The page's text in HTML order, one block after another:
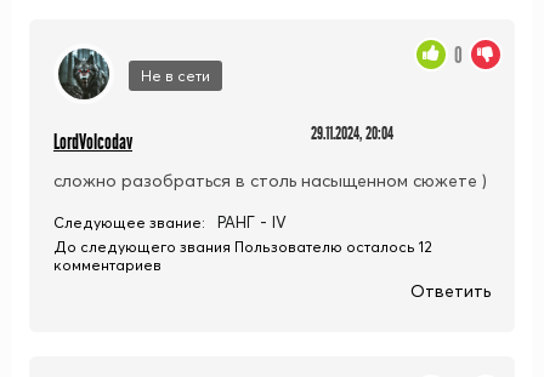
Не в сети
LordVolcodav 29.11.2024, 20:04
сложно разобраться в столь насыщенном сюжете )
0
Следующее звание: РАНГ - IV
До следующего звания Пользователю осталось 12
комментариев
Ответить